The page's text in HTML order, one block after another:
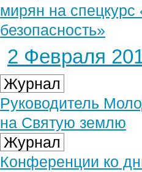
мирян на спецкурс
безопасность»
2 Февраля
Журнал
Руководитель
на Святую землю
Журнал
Конференции ко